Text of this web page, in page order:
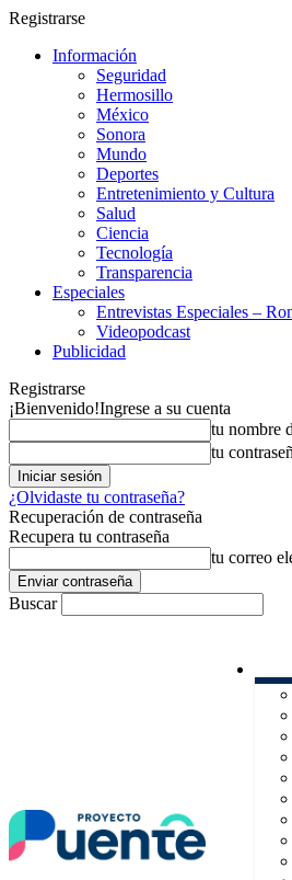
Registrarse
Información
Seguridad
Hermosillo
México
Sonora
Mundo
Deportes
Entretenimiento y Cultura
Salud
Ciencia
Tecnología
Transparencia
Especiales
Entrevistas Especiales –
Videopodcast
Publicidad
Registrarse
¡Bienvenido!Ingrese a su cuenta
tu nombre
tu
¿Olvidaste tu contraseña?
Recuperación de contraseña
Recupera tu contraseña
tu correo
Buscar